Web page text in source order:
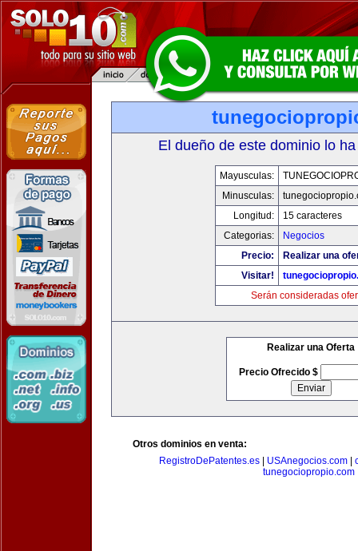
El dueño de este dominio lo
Mayusculas:
Minusculas:
Longitud:
15 caracteres
Categorias:
Negocios
Precio:
Realizar una
Visitar!
Serán consideradas
Realizar una Oferta
Precio Ofrecido $
Otros dominios en venta:
RegistroDePatentes.es
USAnegocios.com
tunegociopropio.com